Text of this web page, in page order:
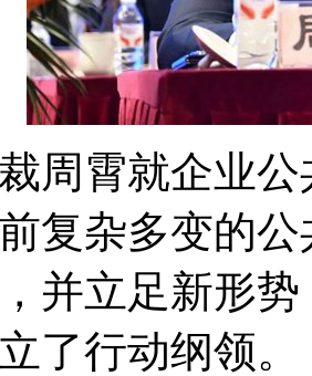
霄就企业公
复杂多变的
并立足新形
了行动纲领。